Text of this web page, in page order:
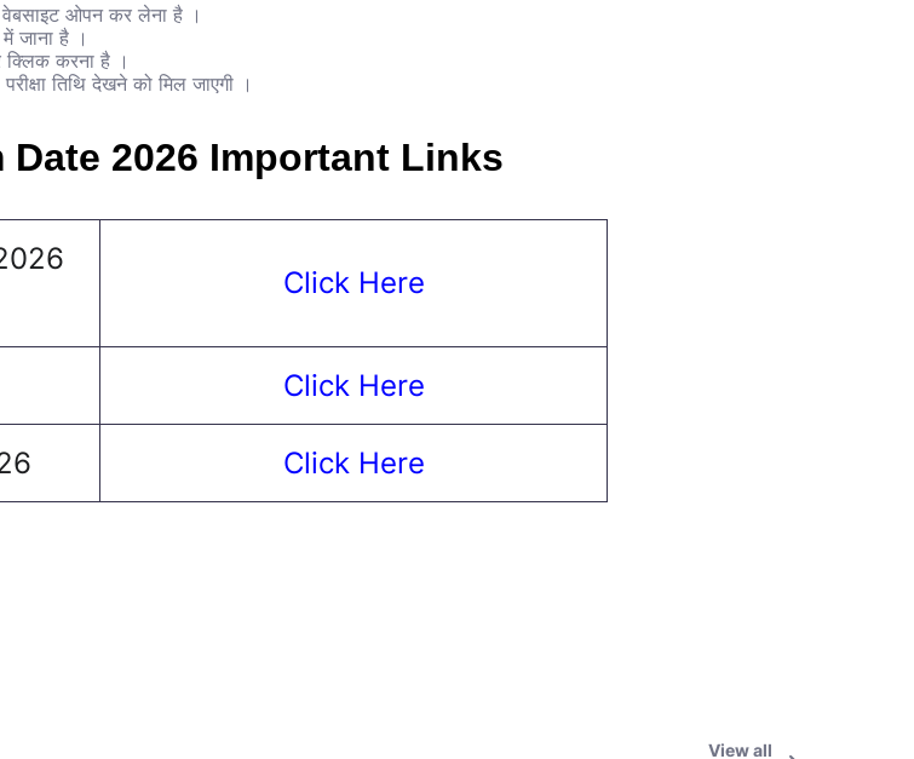
ओपन कर लेना है ।
जाना है ।
क्लिक करना है ।
तिथि देखने को मिल जाएगी ।
Date 2026 Important Links
Click Here
Click Here
Click Here
View all